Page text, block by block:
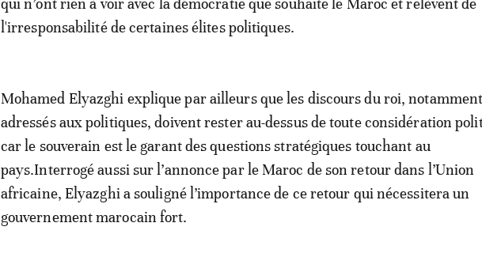
l'irresponsabilité de certaines élites politiques.
Mohamed Elyazghi explique par ailleurs que les discours du roi,
adressés aux politiques, doivent rester au-dessus de toute considération
car le souverain est le garant des questions stratégiques touchant au
pays.Interrogé aussi sur l’annonce par le Maroc de son retour dans l’Union
africaine, Elyazghi a souligné l’importance de ce retour qui nécessitera un
gouvernement marocain fort.